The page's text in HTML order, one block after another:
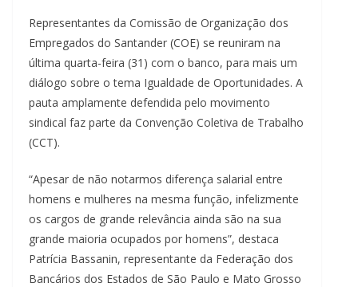
Representantes da Comissão de Organização dos
Empregados do Santander (COE) se reuniram na
última quarta-feira (31) com o banco, para mais um
diálogo sobre o tema Igualdade de Oportunidades. A
pauta amplamente defendida pelo movimento
sindical faz parte da Convenção Coletiva de Trabalho
(CCT).
“Apesar de não notarmos diferença salarial entre
homens e mulheres na mesma função, infelizmente
os cargos de grande relevância ainda são na sua
grande maioria ocupados por homens”, destaca
Patrícia Bassanin, representante da Federação dos
Bancários dos Estados de São Paulo e Mato Grosso